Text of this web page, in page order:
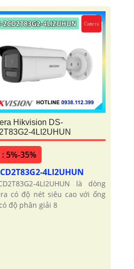
Hikvision DS-
4LI2UHUN
: 5%-35%
4LI2UHUN
4LI2UHUN là dòng
có độ nét siêu cao với ống
độ phân giải 8